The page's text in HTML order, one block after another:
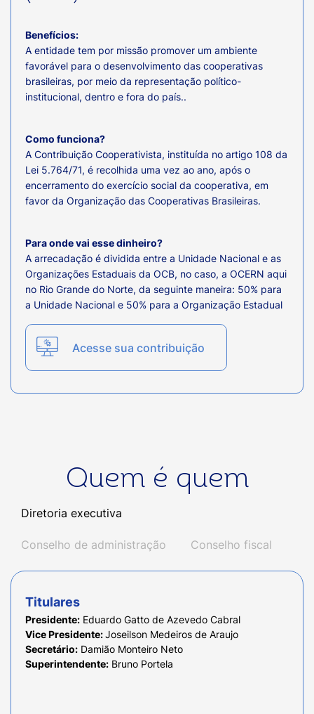
Benefícios:
A entidade tem por missão promover um ambiente
favorável para o desenvolvimento das cooperativas
brasileiras, por meio da representação político-
institucional, dentro e fora do país..
Como funciona?
A Contribuição Cooperativista, instituída no artigo 108 da
Lei 5.764/71, é recolhida uma vez ao ano, após o
encerramento do exercício social da cooperativa, em
favor da Organização das Cooperativas Brasileiras.
Para onde vai esse dinheiro?
A arrecadação é dividida entre a Unidade Nacional e as
Organizações Estaduais da OCB, no caso, a OCERN aqui
no Rio Grande do Norte, da seguinte maneira: 50% para
a Unidade Nacional e 50% para a Organização Estadual
Acesse sua contribuição
Quem é quem
Diretoria executiva
Conselho de administração Conselho fiscal
Titulares
Presidente: Eduardo Gatto de Azevedo Cabral
Vice Presidente:Joseilson Medeiros de Araujo
Secretário: Damião Monteiro Neto
Superintendente: Bruno Portela